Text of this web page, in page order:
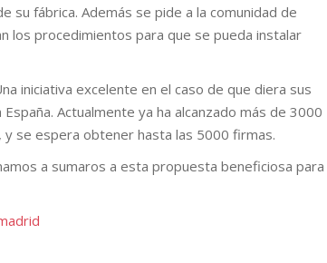
su fábrica. Además se pide a la comunidad de
los procedimientos para que se pueda instalar
iniciativa excelente en el caso de que diera sus
Actualmente ya ha alcanzado más de 3000
se espera obtener hasta las 5000 firmas.
a sumaros a esta propuesta beneficiosa para